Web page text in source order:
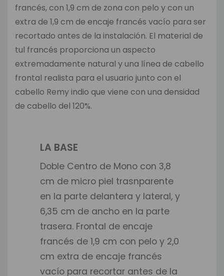
francés, con 1,9 cm de zona con pelo y con un
extra de 1,9 cm de encaje francés vacío para ser
recortado antes de la instalación. El material de
tul francés proporciona un aspecto
extremadamente natural y una línea de cabello
frontal realista para el usuario junto con el
cabello Remy indio que viene con una densidad
de cabello del 120%.
LA BASE
Doble Centro de Mono con 3,8
cm de micro piel trasnparente
en la parte delantera y lateral, y
6,35 cm de ancho en la parte
trasera. Frontal de encaje
francés de 1,9 cm con pelo y 2,0
cm extra de encaje francés
vacío para recortar antes de la